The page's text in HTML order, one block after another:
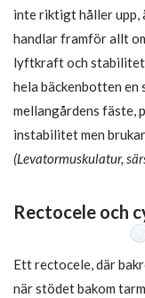
inte riktigt håller upp,
handlar framför allt
lyftkraft och stabilitet
hela bäckenbotten en
mellangårdens fäste,
instabilitet men
(Levatormuskulatur,
Rectocele och
Ett rectocele, där
när stödet bakom